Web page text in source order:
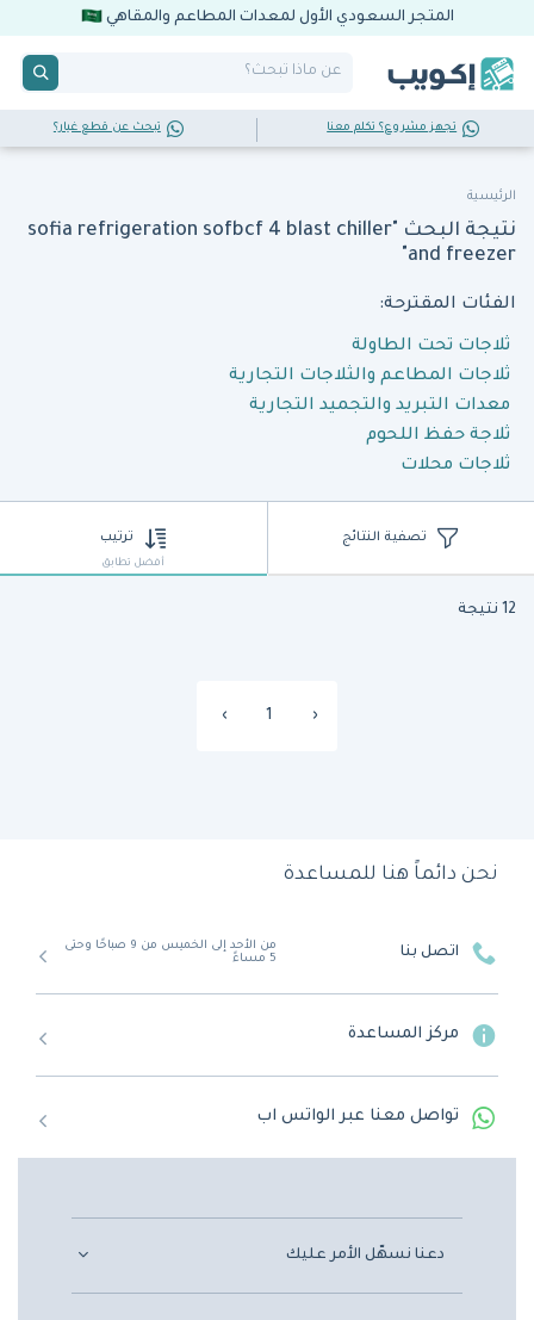
المتجر السعودي الأول لمعدات المطاعم والمقاهي
تجهز مشروع؟ تكلم معنا تبحث عن قطع غيار؟
الرئيسية
نتيجة البحث "sofia refrigeration sofbcf 4 blast chiller
and freezer"
الفئات المقترحة:
ثلاجات تحت الطاولة
ثلاجات المطاعم والثلاجات التجارية
معدات التبريد والتجميد التجارية
ثلاجة حفظ اللحوم
ثلاجات محلات
تصفية النتائج ترتيب
أفضل تطابق
12 نتيجة
‹
1
›
نحن دائماً هنا للمساعدة
اتصل بنا
من الأحد إلى الخميس من 9 صباحًا وحتى
5 مساءً
مركز المساعدة
تواصل معنا عبر الواتس اب
دعنا نسهّل الأمر عليك